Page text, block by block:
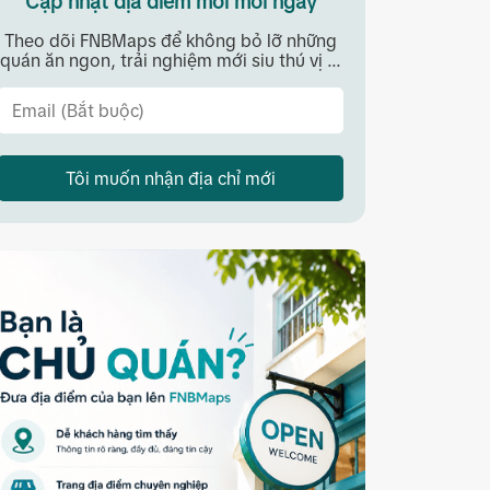
Theo dõi FNBMaps để không bỏ lỡ những
quán ăn ngon, trải nghiệm mới siu thú vị ...
Tôi muốn nhận địa chỉ mới